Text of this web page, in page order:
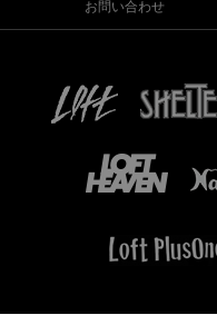
お問い合わせ